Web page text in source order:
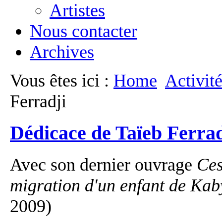
Artistes
Nous contacter
Archives
Vous êtes ici : Home
Ferradji
Dédicace de Taïeb
Avec son dernier ouvrage
migration d'un enfant de
2009)